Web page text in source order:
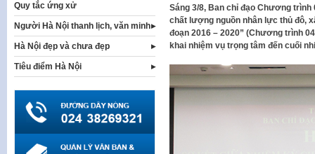
Sáng 3/8, Ban chỉ đạo Chương trình
chất lượng nguồn nhân lực thủ đô,
đoạn 2016 – 2020” (Chương trình
khai nhiệm vụ trọng tâm đến cuối
Quy tắc ứng xử
Người Hà Nội thanh lịch, văn minh
Hà Nội đẹp và chưa đẹp
Tiêu điểm Hà Nội